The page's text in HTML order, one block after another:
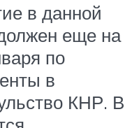
в данной
еще на
по
в
КНР. В